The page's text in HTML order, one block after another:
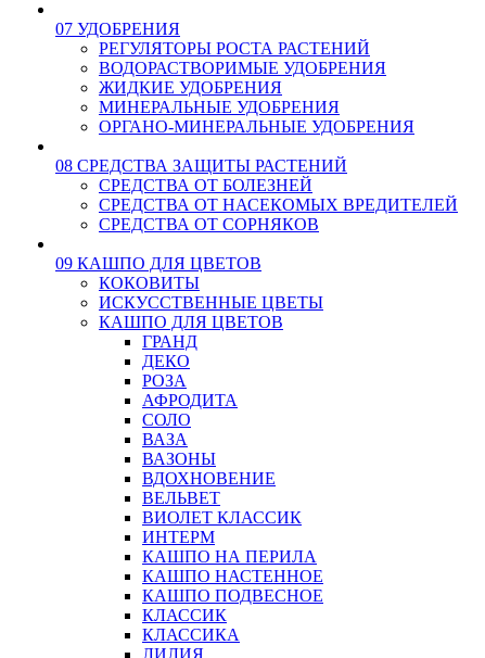
07 УДОБРЕНИЯ
РЕГУЛЯТОРЫ РОСТА РАСТЕНИЙ
ВОДОРАСТВОРИМЫЕ УДОБРЕНИЯ
ЖИДКИЕ УДОБРЕНИЯ
МИНЕРАЛЬНЫЕ УДОБРЕНИЯ
ОРГАНО-МИНЕРАЛЬНЫЕ УДОБРЕНИЯ
08 СРЕДСТВА ЗАЩИТЫ РАСТЕНИЙ
СРЕДСТВА ОТ БОЛЕЗНЕЙ
СРЕДСТВА ОТ НАСЕКОМЫХ ВРЕДИТЕЛЕЙ
СРЕДСТВА ОТ СОРНЯКОВ
09 КАШПО ДЛЯ ЦВЕТОВ
КОКОВИТЫ
ИСКУССТВЕННЫЕ ЦВЕТЫ
КАШПО ДЛЯ ЦВЕТОВ
ГРАНД
ДЕКО
РОЗА
АФРОДИТА
СОЛО
ВАЗА
ВАЗОНЫ
ВДОХНОВЕНИЕ
ВЕЛЬВЕТ
ВИОЛЕТ КЛАССИК
ИНТЕРМ
КАШПО НА ПЕРИЛА
КАШПО НАСТЕННОЕ
КАШПО ПОДВЕСНОЕ
КЛАССИК
КЛАССИКА
ЛИЛИЯ